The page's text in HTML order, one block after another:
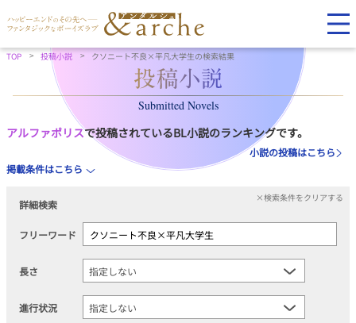
TOP 投稿小説 クソニート不良×平凡大学生の検索結果
Submitted Novels
アルファポリスで投稿されているBL小説のランキングです。
小説の投稿はこちら
掲載条件はこちら
詳細検索
×検索条件をクリアする
フリーワード
長さ
進行状況